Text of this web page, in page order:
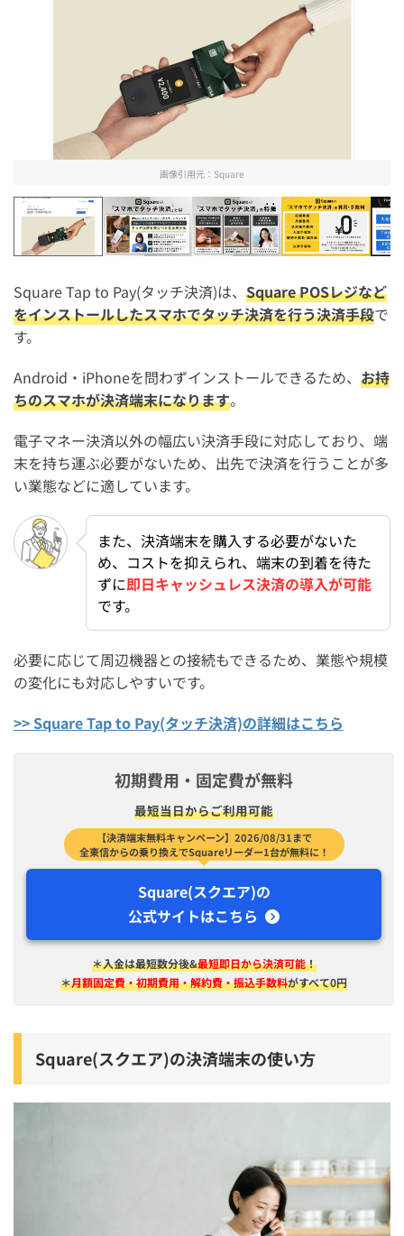
画像引用元： Square
Square Tap to Pay(タッチ決済)は、 Square POSレジなど
をインストールしたスマホでタッチ決済を行う決済手段で
す。
Android・iPhoneを問わずインストールできるため、 お持
ちのスマホが決済端末になります。
電子マネー決済以外の幅広い決済手段に対応しており、端
末を持ち運ぶ必要がないため、出先で決済を行うことが多
い業態などに適しています。
また、決済端末を購入する必要がないた
め、コストを抑えられ、端末の到着を待た
ずに即日キャッシュレス決済の導入が可能
です。
必要に応じて周辺機器との接続もできるため、業態や規模
の変化にも対応しやすいです。
>> Square Tap to Pay(タッチ決済)の詳細はこちら
初期費用・固定費が無料
最短​当日から​ご利用可能
【決済端末無料キャンペーン】2026/08/31まで
全東信からの乗り換えでSquareリーダー1台が無料に！
Square(スクエア)の
公式サイトはこちら
＊入金は​最短​数分後&最短即日から決済可能！
＊月額固定費・初期費用・解約費・振込手数料がすべて0円
Square(スクエア)の決済端末の使い方